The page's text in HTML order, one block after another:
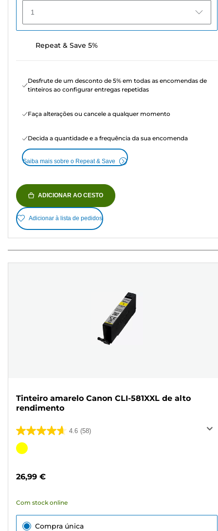
1
Repeat & Save 5%
Desfrute de um desconto de 5% em todas as encomendas de
tinteiros ao configurar entregas repetidas
Faça alterações ou cancele a qualquer momento
Decida a quantidade e a frequência da sua encomenda
Saiba mais sobre o Repeat & Save
ADICIONAR AO CESTO
Adicionar à lista de pedidos
Tinteiro amarelo Canon CLI-581XXL de alto
rendimento
4.6 (58)
4.6
em
58
Cartucho
cor
26,99 €
Com stock online
Compra única